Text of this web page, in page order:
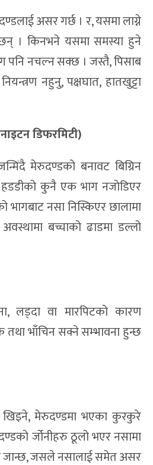
असर गर्छ । र, यसमा लाग्ने
। किनभने यसमा समस्या हुने
पनि नचल्न सक्छ । जस्तै, पिसाब
नहुनु, पक्षघात, हातखुट्टा
डिफरमिटी)
मेरुदण्डको बनावट बिग्रिन
कुनै एक भाग नजोडिएर
नसा निस्किएर छालामा
बच्चाको ढाडमा डल्लो
लड्दा वा मारपिटको कारण
तथा भाँचिन सक्ने सम्भावना हुन्छ
खिइने, मेरुदण्डमा भएका कुरकुरे
र्जोनीहरु ठूलो भएर नसामा
जान्छ, जसले नसालाई समेत असर